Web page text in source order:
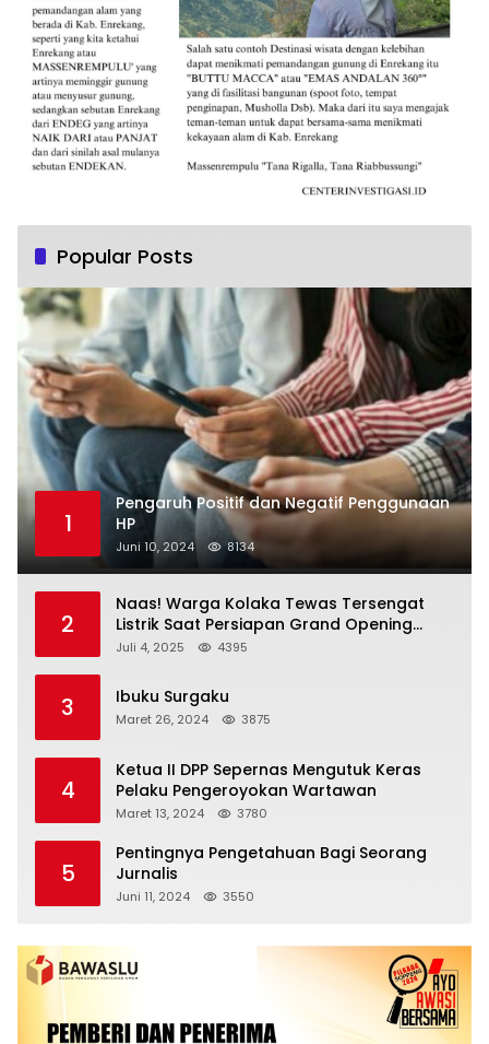
Popular Posts
1
Pengaruh Positif dan Negatif Penggunaan
HP
Juni 10, 2024 8134
2
Naas! Warga Kolaka Tewas Tersengat
Listrik Saat Persiapan Grand Opening
Rumah Makan
Juli 4, 2025 4395
3 Ibuku Surgaku
Maret 26, 2024 3875
4
Ketua II DPP Sepernas Mengutuk Keras
Pelaku Pengeroyokan Wartawan
Maret 13, 2024 3780
5
Pentingnya Pengetahuan Bagi Seorang
Jurnalis
Juni 11, 2024 3550